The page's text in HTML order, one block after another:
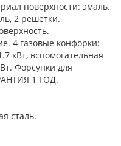
поверхности: эмаль.
2 решетки.
4 газовые конфорки:
кВт, вспомогательная
Форсунки для
1 ГОД.
сталь.